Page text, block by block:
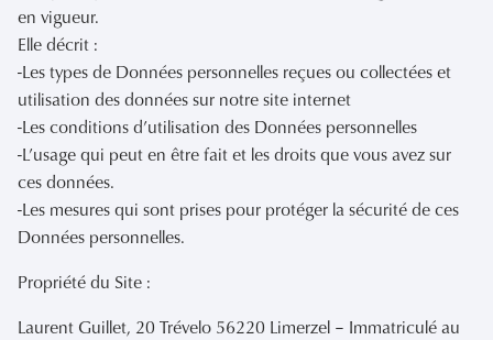
en vigueur.
Elle décrit :
-Les types de Données personnelles reçues ou collectées et
utilisation des données sur notre site internet
-Les conditions d’utilisation des Données personnelles
-L’usage qui peut en être fait et les droits que vous avez sur
ces données.
-Les mesures qui sont prises pour protéger la sécurité de ces
Données personnelles.
Propriété du Site :
Laurent Guillet, 20 Trévelo 56220 Limerzel – Immatriculé au